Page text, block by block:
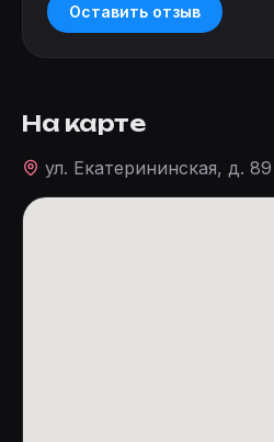
Оставить отзыв
На карте
ул. Екатерининская, д. 89